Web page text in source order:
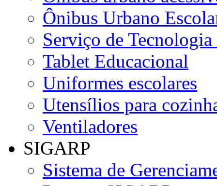
Ônibus Urbano
Serviço de
Tablet Educacional
Uniformes escolares
Utensílios para
Ventiladores
SIGARP
Sistema de